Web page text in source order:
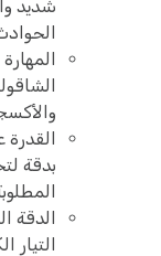
شديد
بدقة
الدقة
التيار